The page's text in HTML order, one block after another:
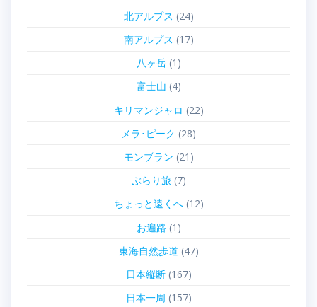
北アルプス (24)
南アルプス (17)
八ヶ岳(1)
富士山 (4)
キリマンジャロ (22)
メラ･ピーク (28)
モンブラン (21)
ぶらり旅(7)
ちょっと遠くへ(12)
お遍路 (1)
東海自然歩道 (47)
日本縦断(167)
日本一周 (157)